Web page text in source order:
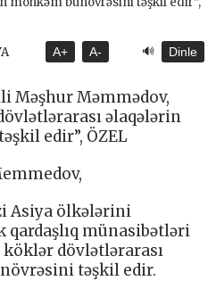
A+ A- 🔊 Dinle
Məşhur Məmmədov,
əlaqələrin
edir”, ÖZEL
Asiya ölkələrini
qardaşlıq münasibətləri
köklər dövlətlərarası
təşkil edir.